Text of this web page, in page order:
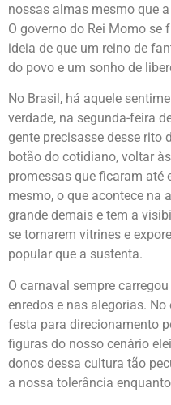
nossas almas mesmo que
O governo do Rei Momo se
ideia de que um reino de
do povo e um sonho de
No Brasil, há aquele
verdade, na segunda-feira
gente precisasse desse rito
botão do cotidiano, voltar
promessas que ficaram até
mesmo, o que acontece na
grande demais e tem a
se tornarem vitrines e
popular que a sustenta.
O carnaval sempre
enredos e nas alegorias.
festa para direcionamento
figuras do nosso cenário
donos dessa cultura tão
a nossa tolerância